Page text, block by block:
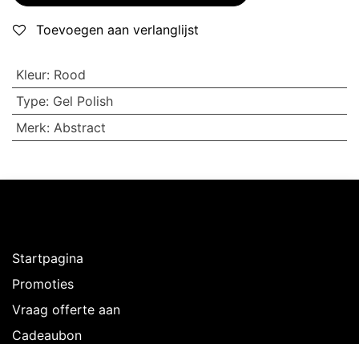
Toevoegen aan verlanglijst
Kleur: Rood
Type: Gel Polish
Merk: Abstract
Startpagina
Promoties
Vraag offerte aan
Cadeaubon